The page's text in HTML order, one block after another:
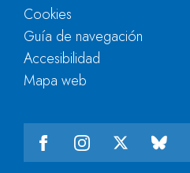
Cookies
Guía de navegación
Accesibilidad
Mapa web